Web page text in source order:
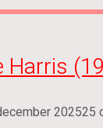
Harris
202525